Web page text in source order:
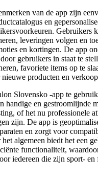
van de app zijn
en
Gebruikers
leveringen volgen en
en kortingen. De app
gebruikers in staat te
favoriete items op te
producten en
Slovensko -app te
handige en gestroomlijnde
of het nu professionele
zijn. De app is
en zorgt voor
algemeen biedt het een
functionaliteit,
iedereen die zijn sport-